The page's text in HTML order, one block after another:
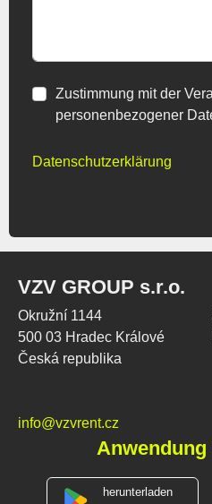
Zustimmung mit der
personenbezogener
Datenschutzerklärung
VZV GROUP s.r.o.
Okružní 1144
500 03 Hradec Králové
Česká republika
info@vzvrent.cz
Anwendung
herunterladen